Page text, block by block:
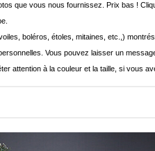
que vous nous fournissez. Prix bas !
boléros, étoles, mitaines, etc.,)
Vous pouvez laisser un
attention à la couleur et la taille, si vous